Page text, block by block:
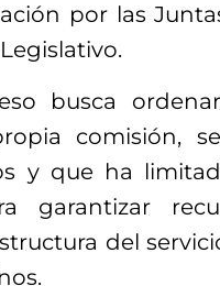
por las
busca
comisión,
y que ha
garantizar
del